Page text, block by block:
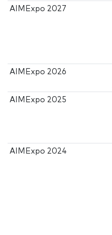
AIMExpo 2027
AIMExpo 2026
AIMExpo 2025
AIMExpo 2024